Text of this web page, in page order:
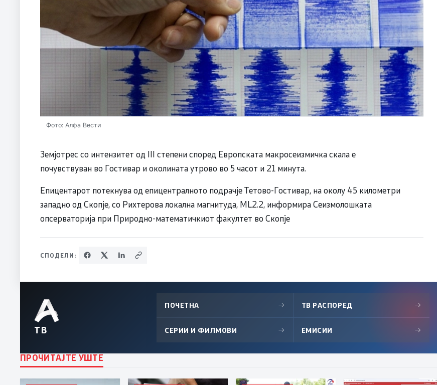
Фото: Алфа Вести
Земјотрес со интензитет од III степени според Европската макросеизмичка скала е
почувствуван во Гостивар и околината утрово во 5 часот и 21 минута.
Епицентарот потекнува од епицентралното подрачје Тетово-Гостивар, на околу 45 километри
западно од Скопје, со Рихтерова локална магнитуда, ML2.2, информира Сеизмолошката
опсерваторија при Природно-математичкиот факултет во Скопје
СПОДЕЛИ:
ТВ
ПОЧЕТНА → ТВ РАСПОРЕД →
СЕРИИ И ФИЛМОВИ → ЕМИСИИ →
ПРОЧИТАЈТЕ УШТЕ